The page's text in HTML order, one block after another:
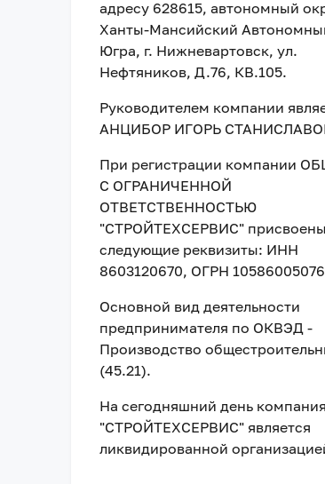
адресу 628615, автономный
Ханты-Мансийский
Югра, г. Нижневартовск, ул.
Нефтяников, Д.76, КВ.105.
Руководителем компании
АНЦИБОР ИГОРЬ
При регистрации компании
С ОГРАНИЧЕННОЙ
ОТВЕТСТВЕННОСТЬЮ
"СТРОЙТЕХСЕРВИС" присвоены
следующие реквизиты: ИНН
8603120670, ОГРН
Основной вид деятельности
предпринимателя по ОКВЭД -
Производство
(45.21).
На сегодняшний день компания
"СТРОЙТЕХСЕРВИС" является
ликвидированной